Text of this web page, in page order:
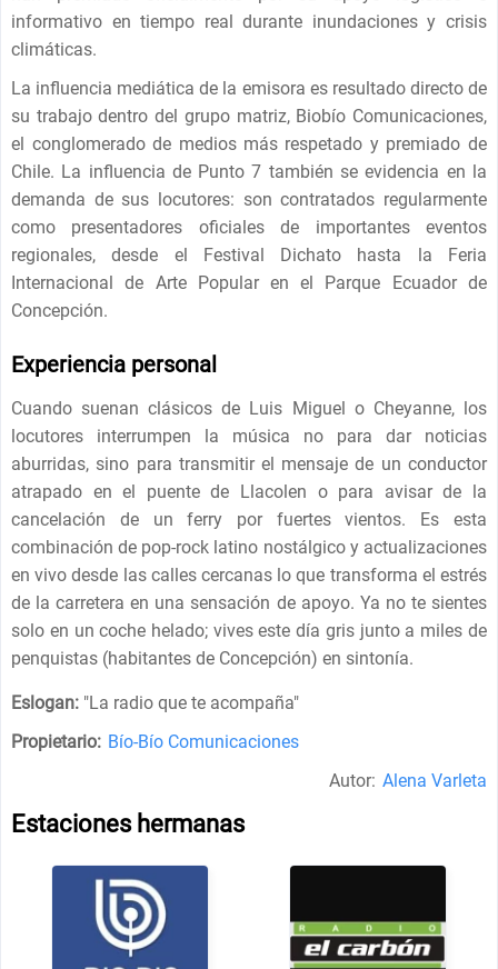
informativo en tiempo real durante inundaciones y crisis
climáticas.
La influencia mediática de la emisora ​​es resultado directo de
su trabajo dentro del grupo matriz, Biobío Comunicaciones,
el conglomerado de medios más respetado y premiado de
Chile. La influencia de Punto 7 también se evidencia en la
demanda de sus locutores: son contratados regularmente
como presentadores oficiales de importantes eventos
regionales, desde el Festival Dichato hasta la Feria
Internacional de Arte Popular en el Parque Ecuador de
Concepción.
Experiencia personal
Cuando suenan clásicos de Luis Miguel o Cheyanne, los
locutores interrumpen la música no para dar noticias
aburridas, sino para transmitir el mensaje de un conductor
atrapado en el puente de Llacolen o para avisar de la
cancelación de un ferry por fuertes vientos. Es esta
combinación de pop-rock latino nostálgico y actualizaciones
en vivo desde las calles cercanas lo que transforma el estrés
de la carretera en una sensación de apoyo. Ya no te sientes
solo en un coche helado; vives este día gris junto a miles de
penquistas (habitantes de Concepción) en sintonía.
Eslogan: "La radio que te acompaña"
Propietario: Bío-Bío Comunicaciones
Autor: Alena Varleta
Estaciones hermanas